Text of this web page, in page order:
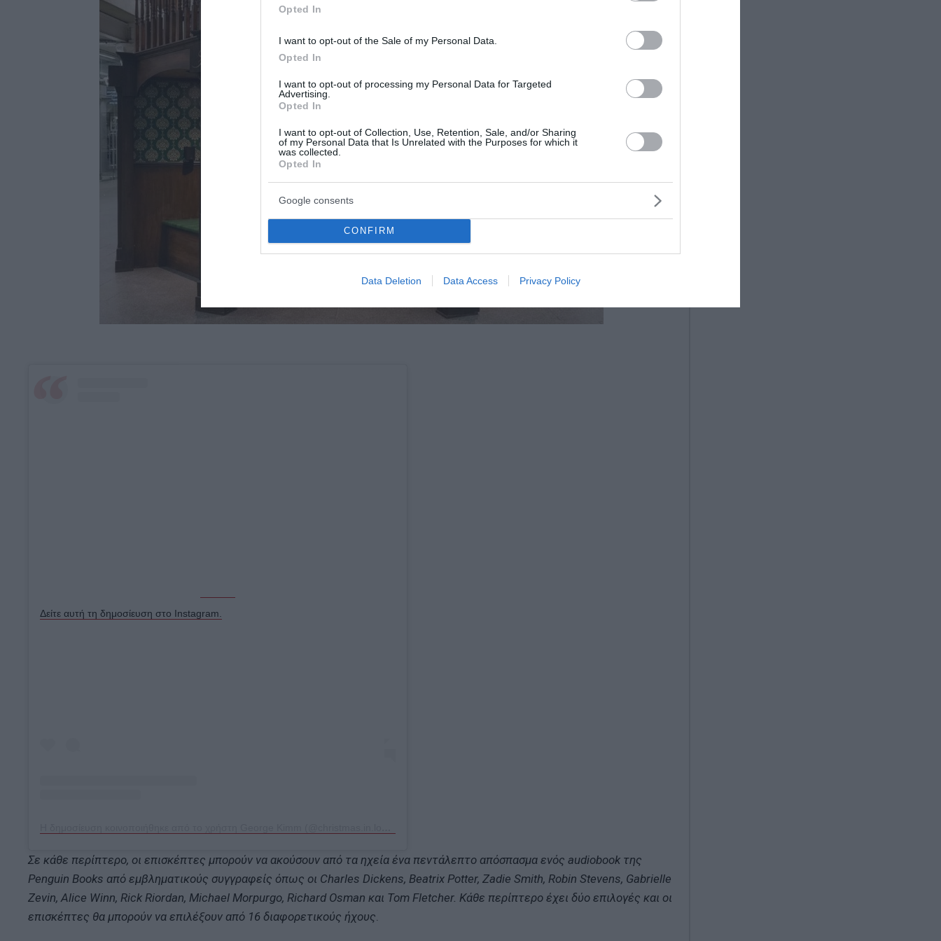
Opted In
I want to opt-out of the Sale of my Personal Data.
Opted In
I want to opt-out of processing my Personal Data for Targeted
Advertising.
Opted In
I want to opt-out of Collection, Use, Retention, Sale, and/or Sharing
of my Personal Data that Is Unrelated with the Purposes for which it
was collected.
Opted In
Google consents
CONFIRM
Data Deletion Data Access Privacy Policy
Δείτε αυτή τη δημοσίευση στο Instagram.
Σε κάθε περίπτερο, οι επισκέπτες μπορούν να ακούσουν από τα ηχεία ένα πεντάλεπτο απόσπασμα ενός audiobook της
Penguin Books από εμβληματικούς συγγραφείς όπως οι Charles Dickens, Beatrix Potter, Zadie Smith, Robin Stevens, Gabrielle
Zevin, Alice Winn, Rick Riordan, Michael Morpurgo, Richard Osman και Tom Fletcher. Κάθε περίπτερο έχει δύο επιλογές και οι
επισκέπτες θα μπορούν να επιλέξουν από 16 διαφορετικούς ήχους